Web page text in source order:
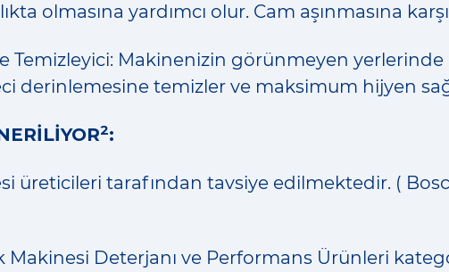
olmasına yardımcı olur. Cam aşınmasına
Temizleyici: Makinenizin görünmeyen
derinlemesine temizler ve maksimum hijyen
2:
üreticileri tarafından tavsiye edilmektedir. (
Makinesi Deterjanı ve Performans Ürünleri